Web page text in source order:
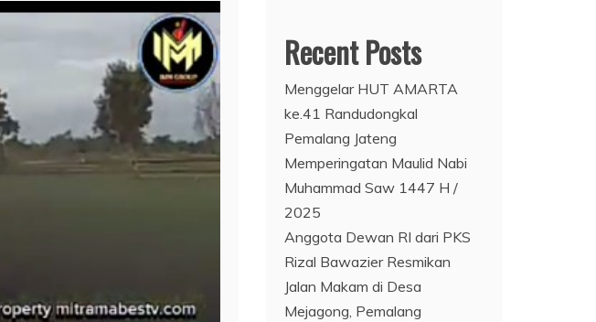
Recent Posts
Menggelar HUT AMARTA
ke.41 Randudongkal
Pemalang Jateng
Memperingatan Maulid Nabi
Muhammad Saw 1447 H /
2025
Anggota Dewan RI dari PKS
Rizal Bawazier Resmikan
Jalan Makam di Desa
Mejagong, Pemalang